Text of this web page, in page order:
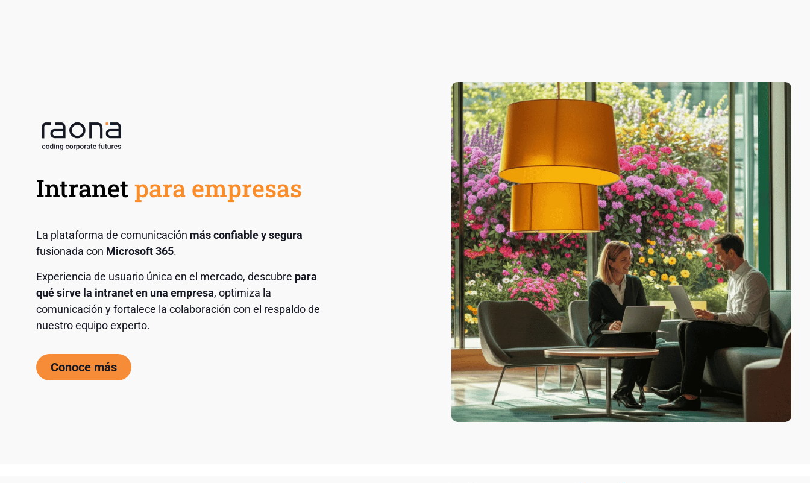
Intranetpara empresas
La plataforma de comunicación más confiable y segura
fusionada con Microsoft 365.
Experiencia de usuario única en el mercado, descubre para
qué sirve la intranet en una empresa, optimiza la
comunicación y fortalece la colaboración con el respaldo de
nuestro equipo experto.
Conoce más